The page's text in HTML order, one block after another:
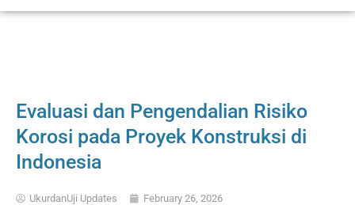
Evaluasi dan Pengendalian Risiko
Korosi pada Proyek Konstruksi di
Indonesia
UkurdanUji Updates February 26, 2026